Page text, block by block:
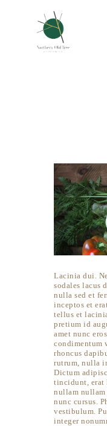
Lacinia dui.
sodales lacus
nulla sed et
inceptos et
tellus et
pretium id
amet nunc
condimentum
rhoncus
rutrum, nulla
Dictum
tincidunt, erat
nullam nullam
nunc cursus.
vestibulum.
integer